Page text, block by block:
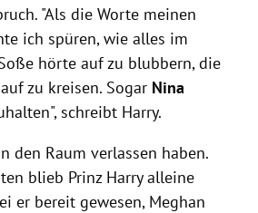
"Als die Worte meinen
ich spüren, wie alles im
hörte auf zu blubbern, die
zu kreisen. Sogar Nina
schreibt Harry.
den Raum verlassen haben.
blieb Prinz Harry alleine
er bereit gewesen, Meghan